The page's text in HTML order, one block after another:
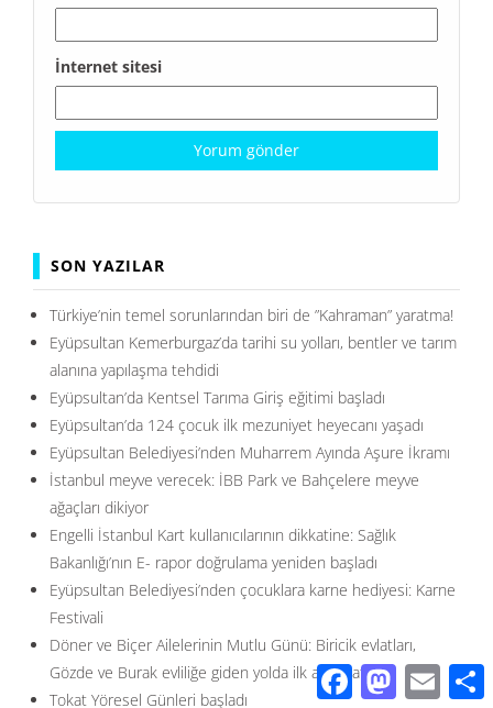
İnternet sitesi
SON YAZILAR
Türkiye’nin temel sorunlarından biri de ”Kahraman” yaratma!
Eyüpsultan Kemerburgaz’da tarihi su yolları, bentler ve tarım
alanına yapılaşma tehdidi
Eyüpsultan’da Kentsel Tarıma Giriş eğitimi başladı
Eyüpsultan’da 124 çocuk ilk mezuniyet heyecanı yaşadı
Eyüpsultan Belediyesi’nden Muharrem Ayında Aşure İkramı
İstanbul meyve verecek: İBB Park ve Bahçelere meyve
ağaçları dikiyor
Engelli İstanbul Kart kullanıcılarının dikkatine: Sağlık
Bakanlığı’nın E- rapor doğrulama yeniden başladı
Eyüpsultan Belediyesi’nden çocuklara karne hediyesi: Karne
Festivali
Döner ve Biçer Ailelerinin Mutlu Günü: Biricik evlatları,
Gözde ve Burak evliliğe giden yolda ilk adımı attı…
Tokat Yöresel Günleri başladı
FacebookMastodon
Email